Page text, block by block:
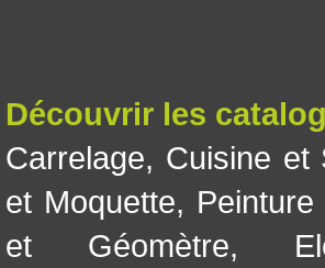
Découvrir les
Carrelage, Cuisine et
et Moquette,
et Géomètre,